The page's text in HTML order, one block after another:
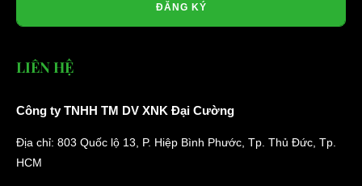
ĐĂNG KÝ
LIÊN HỆ
Công ty TNHH TM DV XNK Đại Cường
Địa chỉ: 803 Quốc lộ 13, P. Hiệp Bình Phước, Tp. Thủ Đức, Tp.
HCM